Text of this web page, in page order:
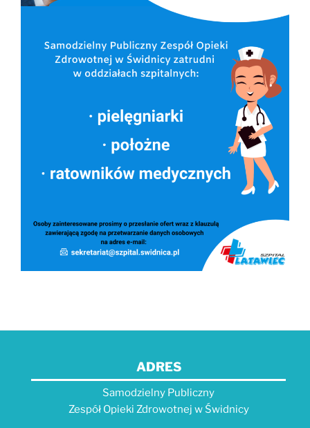
ADRES
Samodzielny Publiczny
Zespół Opieki Zdrowotnej w Świdnicy